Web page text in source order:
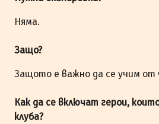
Няма.
Защо?
Защото е важно да се учим от
Как да се включат герои,
клуба?